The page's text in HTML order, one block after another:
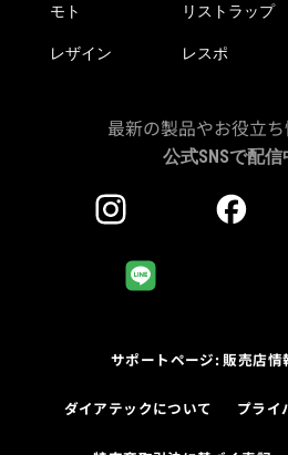
モト リストラップ
レザイン レスポ
最新の製品やお役立
公式SNSで配信
サポートページ: 販売店情
ダイアテックについて プライ